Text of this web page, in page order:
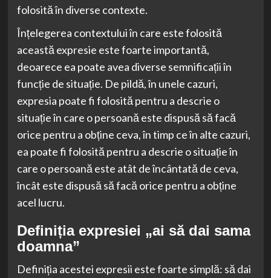
folosită în diverse contexte.
Înțelegerea contextului în care este folosită
această expresie este foarte importantă,
deoarece ea poate avea diverse semnificații în
funcție de situație. De pildă, în unele cazuri,
expresia poate fi folosită pentru a descrie o
situație în care o persoană este dispusă să facă
orice pentru a obține ceva, în timp ce în alte cazuri,
ea poate fi folosită pentru a descrie o situație în
care o persoană este atât de încântată de ceva,
încât este dispusă să facă orice pentru a obține
acel lucru.
Definiția expresiei „ai să dai sama
doamna”
Definiția acestei expresii este foarte simplă: să dai